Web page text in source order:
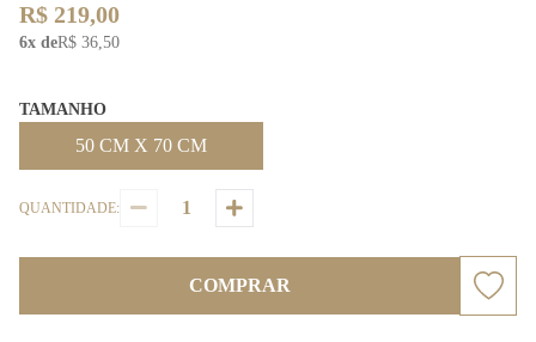
R$ 219,00
6x deR$ 36,50
TAMANHO
50 CM X 70 CM
QUANTIDADE:
COMPRAR